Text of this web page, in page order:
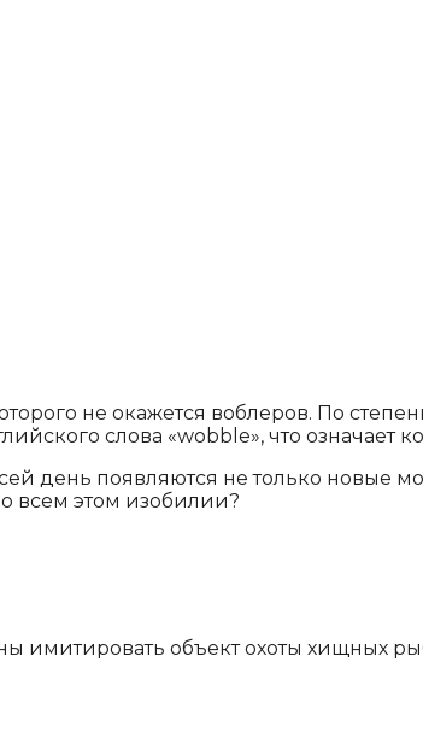
не окажется воблеров. По
слова «wobble», что означает
день появляются не только новые
всем этом изобилии?
имитировать объект охоты хищных